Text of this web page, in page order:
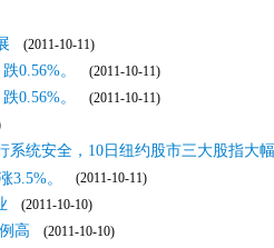
(2011-10-11)
0.56%。
(2011-10-11)
0.56%。
(2011-10-11)
统安全，10日纽约股市三大股指大
3.5%。
(2011-10-11)
(2011-10-10)
高 (2011-10-10)